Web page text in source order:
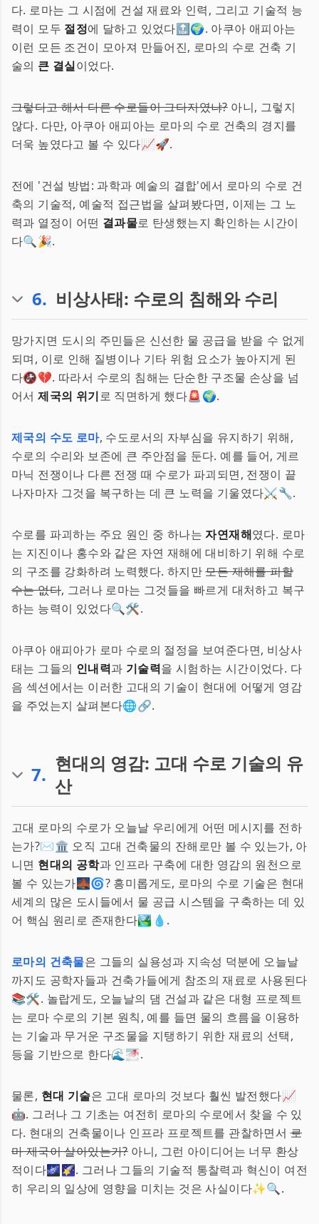
다. 로마는 그 시점에 건설 재료와 인력, 그리고 기술적 능
력이 모두 절정에 달하고 있었다🔝🌍. 아쿠아 애피아는
이런 모든 조건이 모아져 만들어진, 로마의 수로 건축 기
술의 큰 결실이었다.
그렇다고 해서 다른 수로들이 그다지였냐?아니, 그렇지
않다. 다만, 아쿠아 애피아는 로마의 수로 건축의 경지를
더욱 높였다고 볼 수 있다📈🚀.
전에 '건설 방법: 과학과 예술의 결합'에서 로마의 수로 건
축의 기술적, 예술적 접근법을 살펴봤다면, 이제는 그 노
력과 열정이 어떤 결과물로 탄생했는지 확인하는 시간이
다🔍🎉.
6. 비상사태: 수로의 침해와 수리
망가지면 도시의 주민들은 신선한 물 공급을 받을 수 없게
되며, 이로 인해 질병이나 기타 위험 요소가 높아지게 된
다🚱💔. 따라서 수로의 침해는 단순한 구조물 손상을 넘
어서제국의 위기로 직면하게 했다🚨🌍.
제국의 수도 로마, 수도로서의 자부심을 유지하기 위해,
수로의 수리와 보존에 큰 주안점을 둔다. 예를 들어, 게르
마닉 전쟁이나 다른 전쟁 때 수로가 파괴되면, 전쟁이 끝
나자마자 그것을 복구하는 데 큰 노력을 기울였다⚔️🔧.
수로를 파괴하는 주요 원인 중 하나는자연재해였다. 로마
는 지진이나 홍수와 같은 자연 재해에 대비하기 위해 수로
의 구조를 강화하려 노력했다. 하지만모든 재해를 피할
수는 없다, 그러나 로마는 그것들을 빠르게 대처하고 복구
하는 능력이 있었다🔍🛠️.
아쿠아 애피아가 로마 수로의 절정을 보여준다면, 비상사
태는 그들의 인내력과 기술력을 시험하는 시간이었다. 다
음 섹션에서는 이러한 고대의 기술이 현대에 어떻게 영감
을 주었는지 살펴본다🌐🔗.
7. 현대의 영감: 고대 수로 기술의 유
산
고대 로마의 수로가 오늘날 우리에게 어떤 메시지를 전하
는가?✉️🏛️ 오직 고대 건축물의 잔해로만 볼 수 있는가, 아
니면 현대의 공학과 인프라 구축에 대한 영감의 원천으로
볼 수 있는가🌉🌀? 흥미롭게도, 로마의 수로 기술은 현대
세계의 많은 도시들에서 물 공급 시스템을 구축하는 데 있
어 핵심 원리로 존재한다🏞️💧.
로마의 건축물은 그들의 실용성과 지속성 덕분에 오늘날
까지도 공학자들과 건축가들에게 참조의 재료로 사용된다
📚🛠️. 놀랍게도, 오늘날의 댐 건설과 같은 대형 프로젝트
는 로마 수로의 기본 원칙, 예를 들면 물의 흐름을 이용하
는 기술과 무거운 구조물을 지탱하기 위한 재료의 선택,
등을 기반으로 한다🌊🌁.
물론, 현대 기술은 고대 로마의 것보다 훨씬 발전했다📈
🤖. 그러나 그 기초는 여전히 로마의 수로에서 찾을 수 있
다. 현대의 건축물이나 인프라 프로젝트를 관찰하면서로
마 제국이 살아있는가?아니, 그런 아이디어는 너무 환상
적이다🌌🌠. 그러나 그들의 기술적 통찰력과 혁신이 여전
히 우리의 일상에 영향을 미치는 것은 사실이다✨🔍.